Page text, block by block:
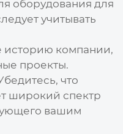
оборудования для
учитывать
историю компании,
проекты.
что
широкий спектр
вашим